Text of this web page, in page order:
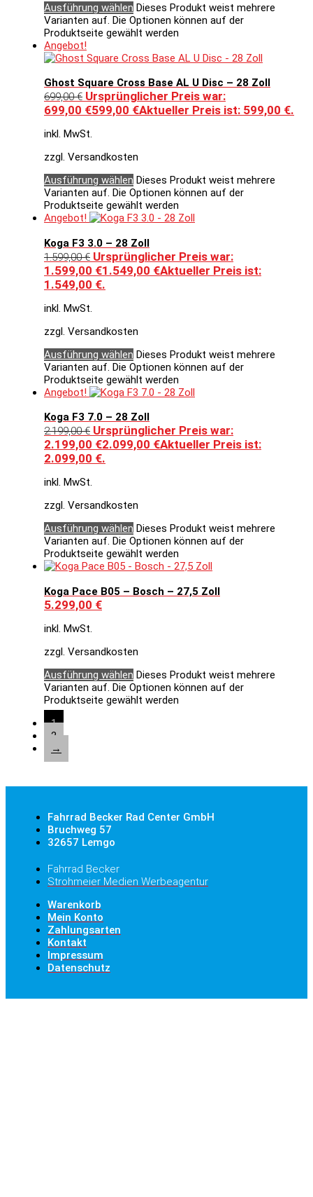
Ausführung wählen Dieses Produkt weist mehrere
Varianten auf. Die Optionen können auf der
Produktseite gewählt werden
Angebot!
Ghost Square Cross Base AL U Disc – 28 Zoll
699,00€ Ursprünglicher Preis war:
699,00 €599,00 €Aktueller Preis ist: 599,00 €.
inkl. MwSt.
zzgl. Versandkosten
Ausführung wählen Dieses Produkt weist mehrere
Varianten auf. Die Optionen können auf der
Produktseite gewählt werden
Angebot!
Koga F3 3.0 – 28 Zoll
1.599,00€ Ursprünglicher Preis war:
1.599,00 €1.549,00 €Aktueller Preis ist:
1.549,00 €.
inkl. MwSt.
zzgl. Versandkosten
Ausführung wählen Dieses Produkt weist mehrere
Varianten auf. Die Optionen können auf der
Produktseite gewählt werden
Angebot!
Koga F3 7.0 – 28 Zoll
2.199,00€ Ursprünglicher Preis war:
2.199,00 €2.099,00 €Aktueller Preis ist:
2.099,00 €.
inkl. MwSt.
zzgl. Versandkosten
Ausführung wählen Dieses Produkt weist mehrere
Varianten auf. Die Optionen können auf der
Produktseite gewählt werden
Koga Pace B05 – Bosch – 27,5 Zoll
5.299,00 €
inkl. MwSt.
zzgl. Versandkosten
Ausführung wählen Dieses Produkt weist mehrere
Varianten auf. Die Optionen können auf der
Produktseite gewählt werden
1
2
→
Fahrrad Becker Rad Center GmbH
Bruchweg 57
32657 Lemgo
Fahrrad Becker
Strohmeier Medien Werbeagentur
Warenkorb
Mein Konto
Zahlungsarten
Kontakt
Impressum
Datenschutz